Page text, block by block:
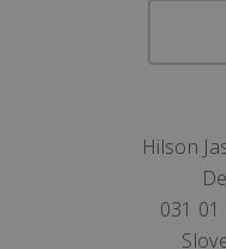
Hilson
031